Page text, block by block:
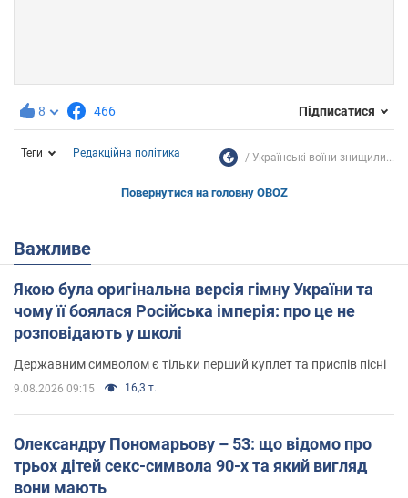
8 466 Підписатися
Теги Редакційна політика Українські воїни знищили...
Повернутися на головну OBOZ
Важливе
Якою була оригінальна версія гімну України та
чому її боялася Російська імперія: про це не
розповідають у школі
Державним символом є тільки перший куплет та приспів пісні
9.08.2026 09:15 16,3 т.
Олександру Пономарьову – 53: що відомо про
трьох дітей секс-символа 90-х та який вигляд
вони мають